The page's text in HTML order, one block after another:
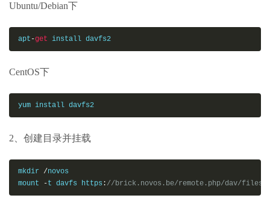
Ubuntu/Debian下
apt -get install davfs2
CentOS下
yum install davfs2
2、创建目录并挂载
mkdir /novos
mount
-t davfs https : //brick.novos.be/remote.php/dav/files/